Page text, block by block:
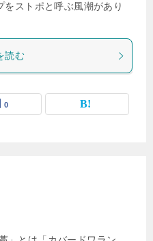
ストポと呼ぶ風潮があり
読む
0